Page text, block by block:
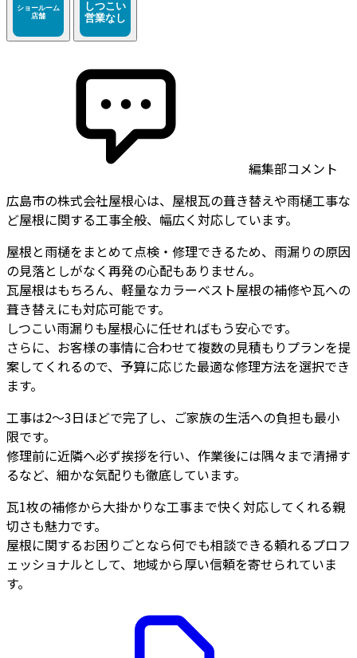
編集部コメント
広島市の株式会社屋根心は、屋根瓦の葺き替えや雨樋工事な
ど屋根に関する工事全般、幅広く対応しています。
屋根と雨樋をまとめて点検・修理できるため、雨漏りの原因
の見落としがなく再発の心配もありません。
瓦屋根はもちろん、軽量なカラーベスト屋根の補修や瓦への
葺き替えにも対応可能です。
しつこい雨漏りも屋根心に任せればもう安心です。
さらに、お客様の事情に合わせて複数の見積もりプランを提
案してくれるので、予算に応じた最適な修理方法を選択でき
ます。
工事は2～3日ほどで完了し、ご家族の生活への負担も最小
限です。
修理前に近隣へ必ず挨拶を行い、作業後には隅々まで清掃す
るなど、細かな気配りも徹底しています。
瓦1枚の補修から大掛かりな工事まで快く対応してくれる親
切さも魅力です。
屋根に関するお困りごとなら何でも相談できる頼れるプロフ
ェッショナルとして、地域から厚い信頼を寄せられていま
す。